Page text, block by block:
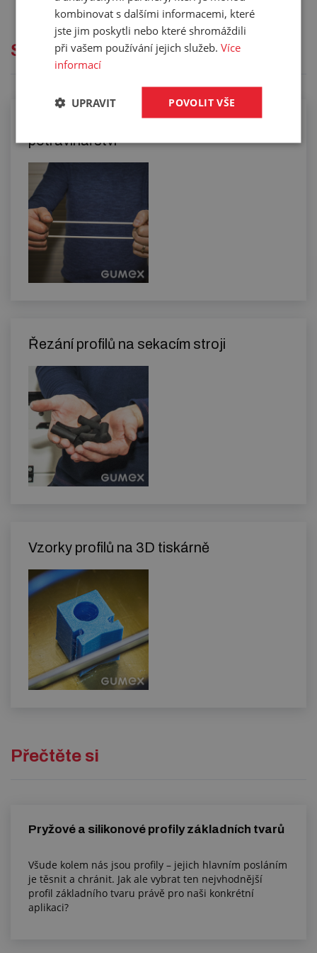
Služby
potravinářství
Řezání profilů na sekacím stroji
Vzorky profilů na 3D tiskárně
Přečtěte si
Pryžové a silikonové profily základních tvarů
Všude kolem nás jsou profily – jejich hlavním posláním
je těsnit a chránit. Jak ale vybrat ten nejvhodnější
profil základního tvaru právě pro naši konkrétní
aplikaci?
kombinovat s dalšími informacemi, které
jste jim poskytli nebo které shromáždili
při vašem používání jejich služeb.Více
informací
POVOLIT VŠE
UPRAVIT